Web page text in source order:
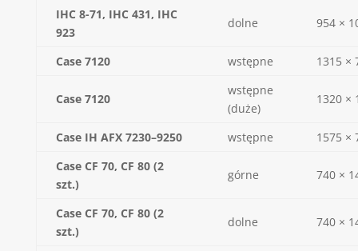
IHC 8-71, IHC 431, IHC
923
dolne 954 ×
Case 7120 wstępne 1315 ×
Case 7120
wstępne
(duże)
1320 ×
Case IH AFX 7230–9250 wstępne
1575 ×
Case CF 70, CF 80 (2
szt.)
górne 740 ×
Case CF 70, CF 80 (2
szt.)
dolne 740 ×